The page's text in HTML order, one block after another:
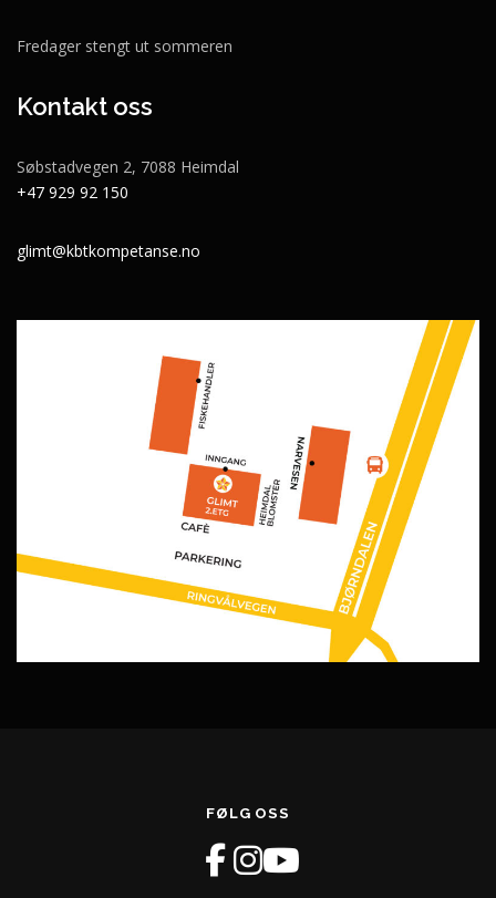
Fredager stengt ut sommeren
Kontakt oss
Søbstadvegen 2, 7088 Heimdal
+47 929 92 150
glimt@kbtkompetanse.no
FØLG OSS